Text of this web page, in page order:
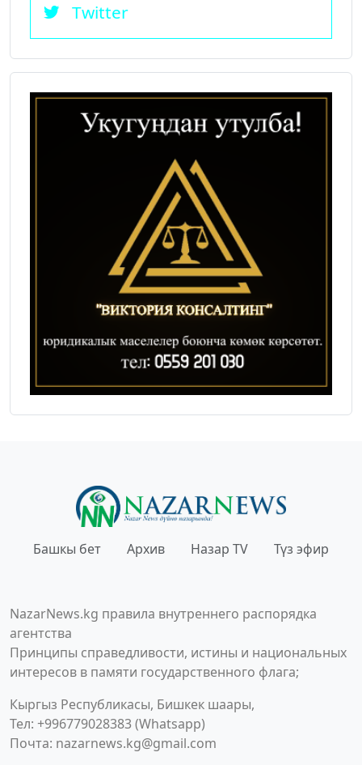
Twitter
Башкы бет Архив Назар TV Түз эфир
NazarNews.kg правила внутреннего распорядка
агентства
Принципы справедливости, истины и национальных
интересов в памяти государственного флага;
Кыргыз Республикасы, Бишкек шаары,
Тел: +996779028383 (Whatsapp)
Почта: nazarnews.kg@gmail.com